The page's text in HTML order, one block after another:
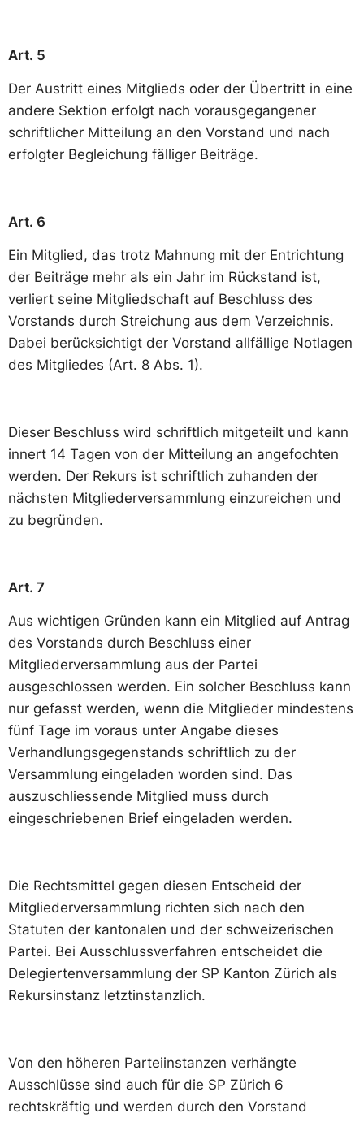
Art. 5
Der Austritt eines Mitglieds oder der Übertritt in eine
andere Sektion erfolgt nach vorausgegangener
schriftlicher Mitteilung an den Vorstand und nach
erfolgter Begleichung fälliger Beiträge.
Art. 6
Ein Mitglied, das trotz Mahnung mit der Entrichtung
der Beiträge mehr als ein Jahr im Rückstand ist,
verliert seine Mitgliedschaft auf Beschluss des
Vorstands durch Streichung aus dem Verzeichnis.
Dabei berücksichtigt der Vorstand allfällige Notlagen
des Mitgliedes (Art. 8 Abs. 1).
Dieser Beschluss wird schriftlich mitgeteilt und kann
innert 14 Tagen von der Mitteilung an angefochten
werden. Der Rekurs ist schriftlich zuhanden der
nächsten Mitgliederversammlung einzureichen und
zu begründen.
Art. 7
Aus wichtigen Gründen kann ein Mitglied auf Antrag
des Vorstands durch Beschluss einer
Mitgliederversammlung aus der Partei
ausgeschlossen werden. Ein solcher Beschluss kann
nur gefasst werden, wenn die Mitglieder mindestens
fünf Tage im voraus unter Angabe dieses
Verhandlungsgegenstands schriftlich zu der
Versammlung eingeladen worden sind. Das
auszuschliessende Mitglied muss durch
eingeschriebenen Brief eingeladen werden.
Die Rechtsmittel gegen diesen Entscheid der
Mitgliederversammlung richten sich nach den
Statuten der kantonalen und der schweizerischen
Partei. Bei Ausschlussverfahren entscheidet die
Delegiertenversammlung der SP Kanton Zürich als
Rekursinstanz letztinstanzlich.
Von den höheren Parteiinstanzen verhängte
Ausschlüsse sind auch für die SP Zürich 6
rechtskräftig und werden durch den Vorstand